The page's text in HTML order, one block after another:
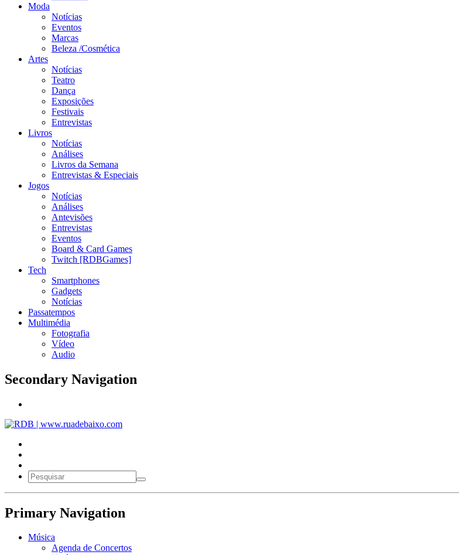
Moda
Notícias
Eventos
Marcas
Beleza /Cosmética
Artes
Notícias
Teatro
Dança
Exposições
Festivais
Entrevistas
Livros
Notícias
Análises
Livros da Semana
Entrevistas & Especiais
Jogos
Notícias
Análises
Antevisões
Entrevistas
Eventos
Board & Card Games
Twitch [RDBGames]
Tech
Smartphones
Gadgets
Notícias
Passatempos
Multimédia
Fotografia
Vídeo
Audio
Secondary Navigation
Primary Navigation
Música
Agenda de Concertos